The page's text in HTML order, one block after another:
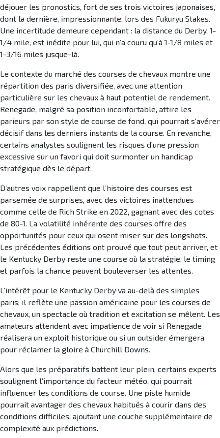
déjouer les pronostics, fort de ses trois victoires japonaises,
dont la dernière, impressionnante, lors des Fukuryu Stakes.
Une incertitude demeure cependant : la distance du Derby, 1-
1/4 mile, est inédite pour lui, qui n’a couru qu’à 1-1/8 miles et
1-3/16 miles jusque-là.
Le contexte du marché des courses de chevaux montre une
répartition des paris diversifiée, avec une attention
particulière sur les chevaux à haut potentiel de rendement.
Renegade, malgré sa position inconfortable, attire les
parieurs par son style de course de fond, qui pourrait s’avérer
décisif dans les derniers instants de la course. En revanche,
certains analystes soulignent les risques d’une pression
excessive sur un favori qui doit surmonter un handicap
stratégique dès le départ.
D’autres voix rappellent que l’histoire des courses est
parsemée de surprises, avec des victoires inattendues
comme celle de Rich Strike en 2022, gagnant avec des cotes
de 80-1. La volatilité inhérente des courses offre des
opportunités pour ceux qui osent miser sur des longshots.
Les précédentes éditions ont prouvé que tout peut arriver, et
le Kentucky Derby reste une course où la stratégie, le timing
et parfois la chance peuvent bouleverser les attentes.
L’intérêt pour le Kentucky Derby va au-delà des simples
paris; il reflète une passion américaine pour les courses de
chevaux, un spectacle où tradition et excitation se mêlent. Les
amateurs attendent avec impatience de voir si Renegade
réalisera un exploit historique ou si un outsider émergera
pour réclamer la gloire à Churchill Downs.
Alors que les préparatifs battent leur plein, certains experts
soulignent l’importance du facteur météo, qui pourrait
influencer les conditions de course. Une piste humide
pourrait avantager des chevaux habitués à courir dans des
conditions difficiles, ajoutant une couche supplémentaire de
complexité aux prédictions.